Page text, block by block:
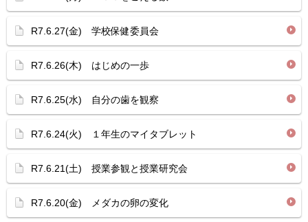
R7.6.27(金) 学校保健委員会
R7.6.26(木) はじめの一歩
R7.6.25(水) 自分の歯を観察
R7.6.24(火) １年生のマイタブレット
R7.6.21(土) 授業参観と授業研究会
R7.6.20(金) メダカの卵の変化